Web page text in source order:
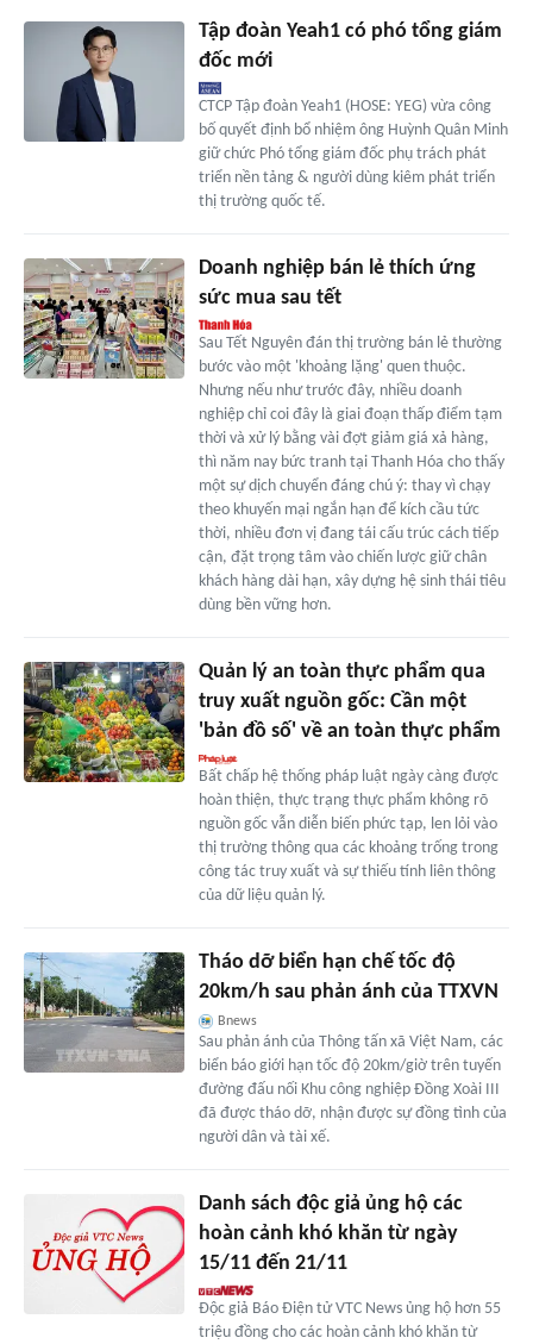
Tập đoàn Yeah1 có phó tổng giám
đốc mới
CTCP Tập đoàn Yeah1 (HOSE: YEG) vừa công
bố quyết định bổ nhiệm ông Huỳnh Quân Minh
giữ chức Phó tổng giám đốc phụ trách phát
triển nền tảng & người dùng kiêm phát triển
thị trường quốc tế.
Doanh nghiệp bán lẻ thích ứng
sức mua sau tết
Sau Tết Nguyên đán thị trường bán lẻ thường
bước vào một 'khoảng lặng' quen thuộc.
Nhưng nếu như trước đây, nhiều doanh
nghiệp chỉ coi đây là giai đoạn thấp điểm tạm
thời và xử lý bằng vài đợt giảm giá xả hàng,
thì năm nay bức tranh tại Thanh Hóa cho thấy
một sự dịch chuyển đáng chú ý: thay vì chạy
theo khuyến mại ngắn hạn để kích cầu tức
thời, nhiều đơn vị đang tái cấu trúc cách tiếp
cận, đặt trọng tâm vào chiến lược giữ chân
khách hàng dài hạn, xây dựng hệ sinh thái tiêu
dùng bền vững hơn.
Quản lý an toàn thực phẩm qua
truy xuất nguồn gốc: Cần một
'bản đồ số' về an toàn thực phẩm
Bất chấp hệ thống pháp luật ngày càng được
hoàn thiện, thực trạng thực phẩm không rõ
nguồn gốc vẫn diễn biến phức tạp, len lỏi vào
thị trường thông qua các khoảng trống trong
công tác truy xuất và sự thiếu tính liên thông
của dữ liệu quản lý.
Tháo dỡ biển hạn chế tốc độ
20km/h sau phản ánh của TTXVN
Bnews
Sau phản ánh của Thông tấn xã Việt Nam, các
biển báo giới hạn tốc độ 20km/giờ trên tuyến
đường đấu nối Khu công nghiệp Đồng Xoài III
đã được tháo dỡ, nhận được sự đồng tình của
người dân và tài xế.
Danh sách độc giả ủng hộ các
hoàn cảnh khó khăn từ ngày
15/11 đến 21/11
Độc giả Báo Điện tử VTC News ủng hộ hơn 55
triệu đồng cho các hoàn cảnh khó khăn từ